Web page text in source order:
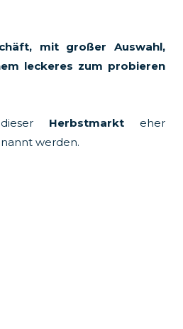
mit großer Auswahl,
leckeres zum probieren
Herbstmarkteher
werden.